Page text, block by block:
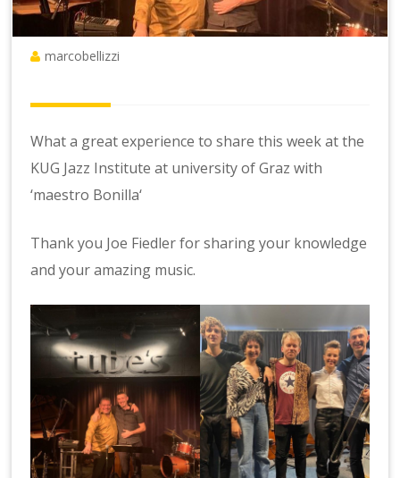
marcobellizzi
What a great experience to share this week at the
KUG Jazz Institute at university of Graz with
‘maestro Bonilla‘
Thank you Joe Fiedler for sharing your knowledge
and your amazing music.